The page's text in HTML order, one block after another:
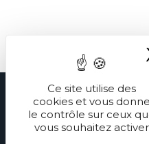
Ce site utilise des
cookies et vous donne
le contrôle sur ceux
vous souhaitez activer